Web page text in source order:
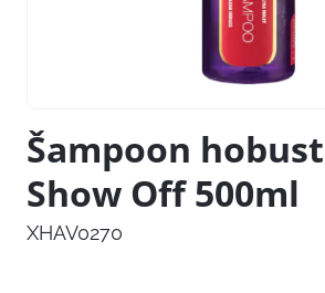
Šampoon
Show Off 500ml
XHAV0270